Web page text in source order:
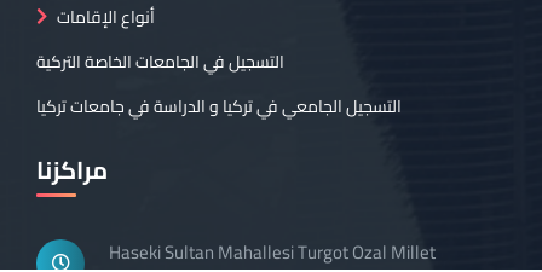
أنواع الإقامات
التسجيل في الجامعات الخاصة التركية
التسجيل الجامعي في تركيا و الدراسة في جامعات تركيا
مراكزنا
Haseki Sultan Mahallesi Turgot Ozal Millet